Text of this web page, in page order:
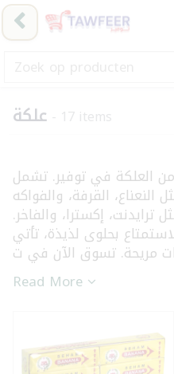
علكة - 17 items
العلكة في توفير. تشمل
القرفة، والفواكه
ترايدنت، إكسترا، والفاخر.
بحلوى لذيذة، تأتي
Read More